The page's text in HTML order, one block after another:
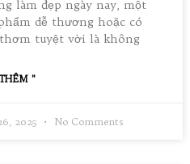
làm đẹp ngày nay, một
dễ thương hoặc có
tuyệt vời là không
"
2025 No Comments